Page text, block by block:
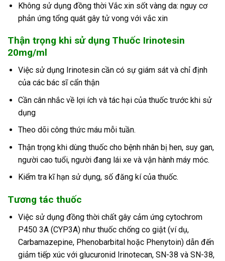
Không sử dụng đồng thời Vắc xin sốt vàng da: nguy cơ
phản ứng tổng quát gây tử vong với vắc xin
Thận trọng khi sử dụng Thuốc Irinotesin
20mg/ml
Việc sử dụng Irinotesin cần có sự giám sát và chỉ định
của các bác sĩ cẩn thận
Cần cân nhắc về lợi ích và tác hại của thuốc trước khi sử
dụng
Theo dõi công thức máu mỗi tuần.
Thận trọng khi dùng thuốc cho bệnh nhân bị hen, suy gan,
người cao tuổi, người đang lái xe và vận hành máy móc.
Kiểm tra kĩ hạn sử dụng, số đăng kí của thuốc.
Tương tác thuốc
Việc sử dụng đồng thời chất gây cảm ứng cytochrom
P450 3A (CYP3A) như thuốc chống co giật (ví dụ,
Carbamazepine, Phenobarbital hoặc Phenytoin) dẫn đến
giảm tiếp xúc với glucuronid Irinotecan, SN-38 và SN-38,